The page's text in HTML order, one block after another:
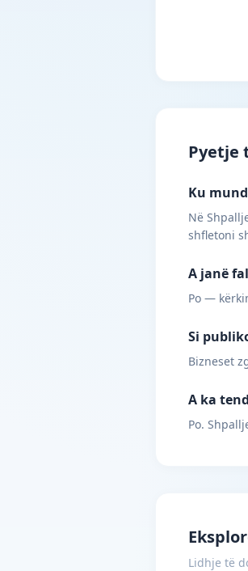
Pyetje
Ku
Në
shfletoni
A janë
Po —
Si
Bizneset
A ka
Po.
Lidhje të